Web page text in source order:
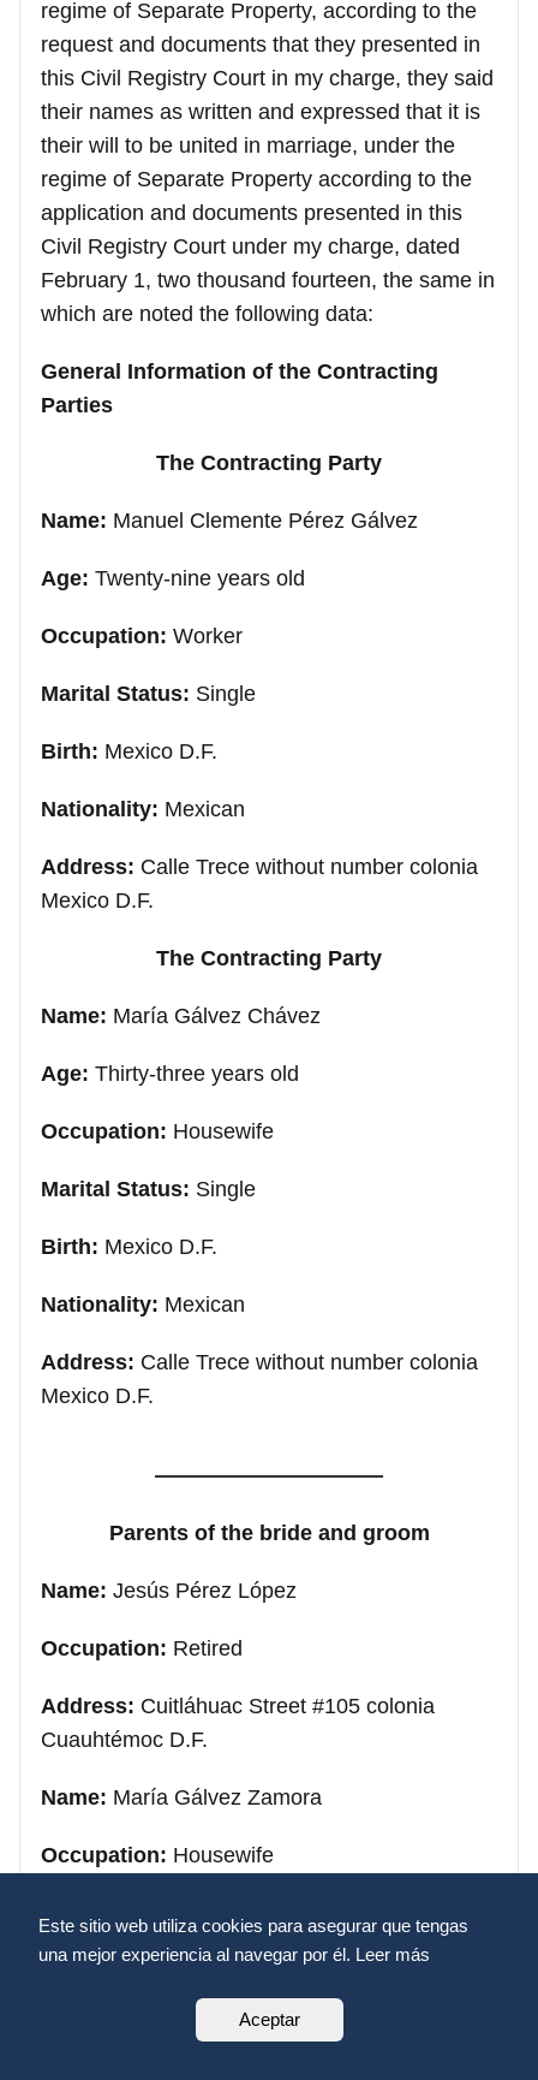
regime of Separate Property, according to the
request and documents that they presented in
this Civil Registry Court in my charge, they said
their names as written and expressed that it is
their will to be united in marriage, under the
regime of Separate Property according to the
application and documents presented in this
Civil Registry Court under my charge, dated
February 1, two thousand fourteen, the same in
which are noted the following data:
General Information of the Contracting
Parties
The Contracting Party
Name: Manuel Clemente Pérez Gálvez
Age: Twenty-nine years old
Occupation: Worker
Marital Status: Single
Birth: Mexico D.F.
Nationality: Mexican
Address: Calle Trece without number colonia
Mexico D.F.
The Contracting Party
Name: María Gálvez Chávez
Age: Thirty-three years old
Occupation: Housewife
Marital Status: Single
Birth: Mexico D.F.
Nationality: Mexican
Address: Calle Trece without number colonia
Mexico D.F.
Parents of the bride and groom
Name: Jesús Pérez López
Occupation: Retired
Address: Cuitláhuac Street #105 colonia
Cuauhtémoc D.F.
Name: María Gálvez Zamora
Occupation: Housewife
Address:
Cuitláhuac #105 Cuauhtémoc
colonia Cuauhtémoc #105 D.F.
Parents of the bride and groom
Este sitio web utiliza cookies para asegurar que tengas
una mejor experiencia al navegar por él. Leer más
Aceptar